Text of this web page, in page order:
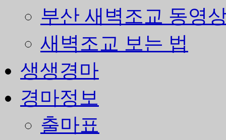
부산 새벽조교 동영
새벽조교 보는 법
생생경마
경마정보
출마표